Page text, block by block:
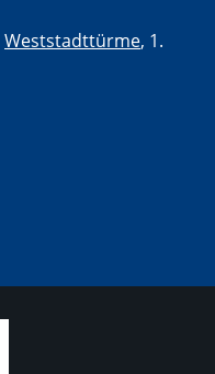
Weststadttürme, 1.